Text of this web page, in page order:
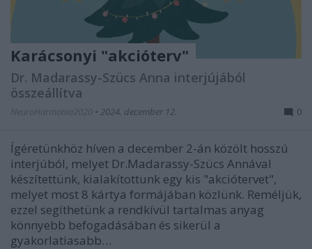
Karácsonyi "akcióterv"
Dr. Madarassy-Szücs Anna interjújából
összeállítva
NeuroHarmonia2020 • 2024. december 12. 0
Ígéretünkhöz híven a december 2-án közölt hosszú
interjúból, melyet Dr.Madarassy-Szücs Annával
készítettünk, kialakítottunk egy kis "akciótervet",
melyet most 8 kártya formájában közlünk. Reméljük,
ezzel segíthetünk a rendkívül tartalmas anyag
könnyebb befogadásában és sikerül a
gyakorlatiasabb…